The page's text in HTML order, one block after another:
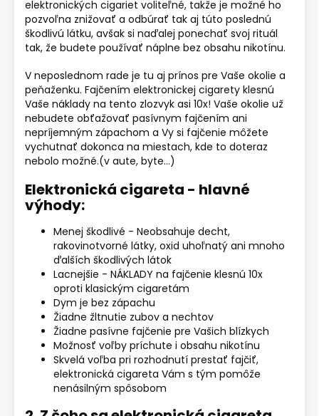
elektronických cigariet voliteľné, takže je možné ho
pozvoľna znižovať a odbúrať tak aj túto poslednú
škodlivú látku, avšak si naďalej ponechať svoj rituál
tak, že budete používať náplne bez obsahu nikotínu.
V neposlednom rade je tu aj prínos pre Vaše okolie a
peňaženku. Fajčením elektronickej cigarety klesnú
Vaše náklady na tento zlozvyk asi 10x! Vaše okolie už
nebudete obťažovať pasívnym fajčením ani
nepríjemným zápachom a Vy si fajčenie môžete
vychutnať dokonca na miestach, kde to doteraz
nebolo možné.(v aute, byte...)
Elektronická cigareta - hlavné
výhody:
Menej škodlivé - Neobsahuje decht,
rakovinotvorné látky, oxid uhoľnatý ani mnoho
ďalších škodlivých látok
Lacnejšie - NÁKLADY na fajčenie klesnú 10x
oproti klasickým cigaretám
Dym je bez zápachu
Žiadne žltnutie zubov a nechtov
Žiadne pasívne fajčenie pre Vašich blízkych
Možnosť voľby príchute i obsahu nikotínu
Skvelá voľba pri rozhodnutí prestať fajčiť,
elektronická cigareta Vám s tým pomôže
nenásilným spôsobom